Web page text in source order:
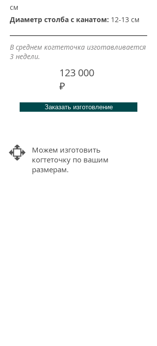
см
Диаметр столба с канатом: 12-13 см
В среднем когтеточка изготавливается
3 недели.
123 000
₽
Заказать изготовление
Можем изготовить
когтеточку по вашим
размерам.